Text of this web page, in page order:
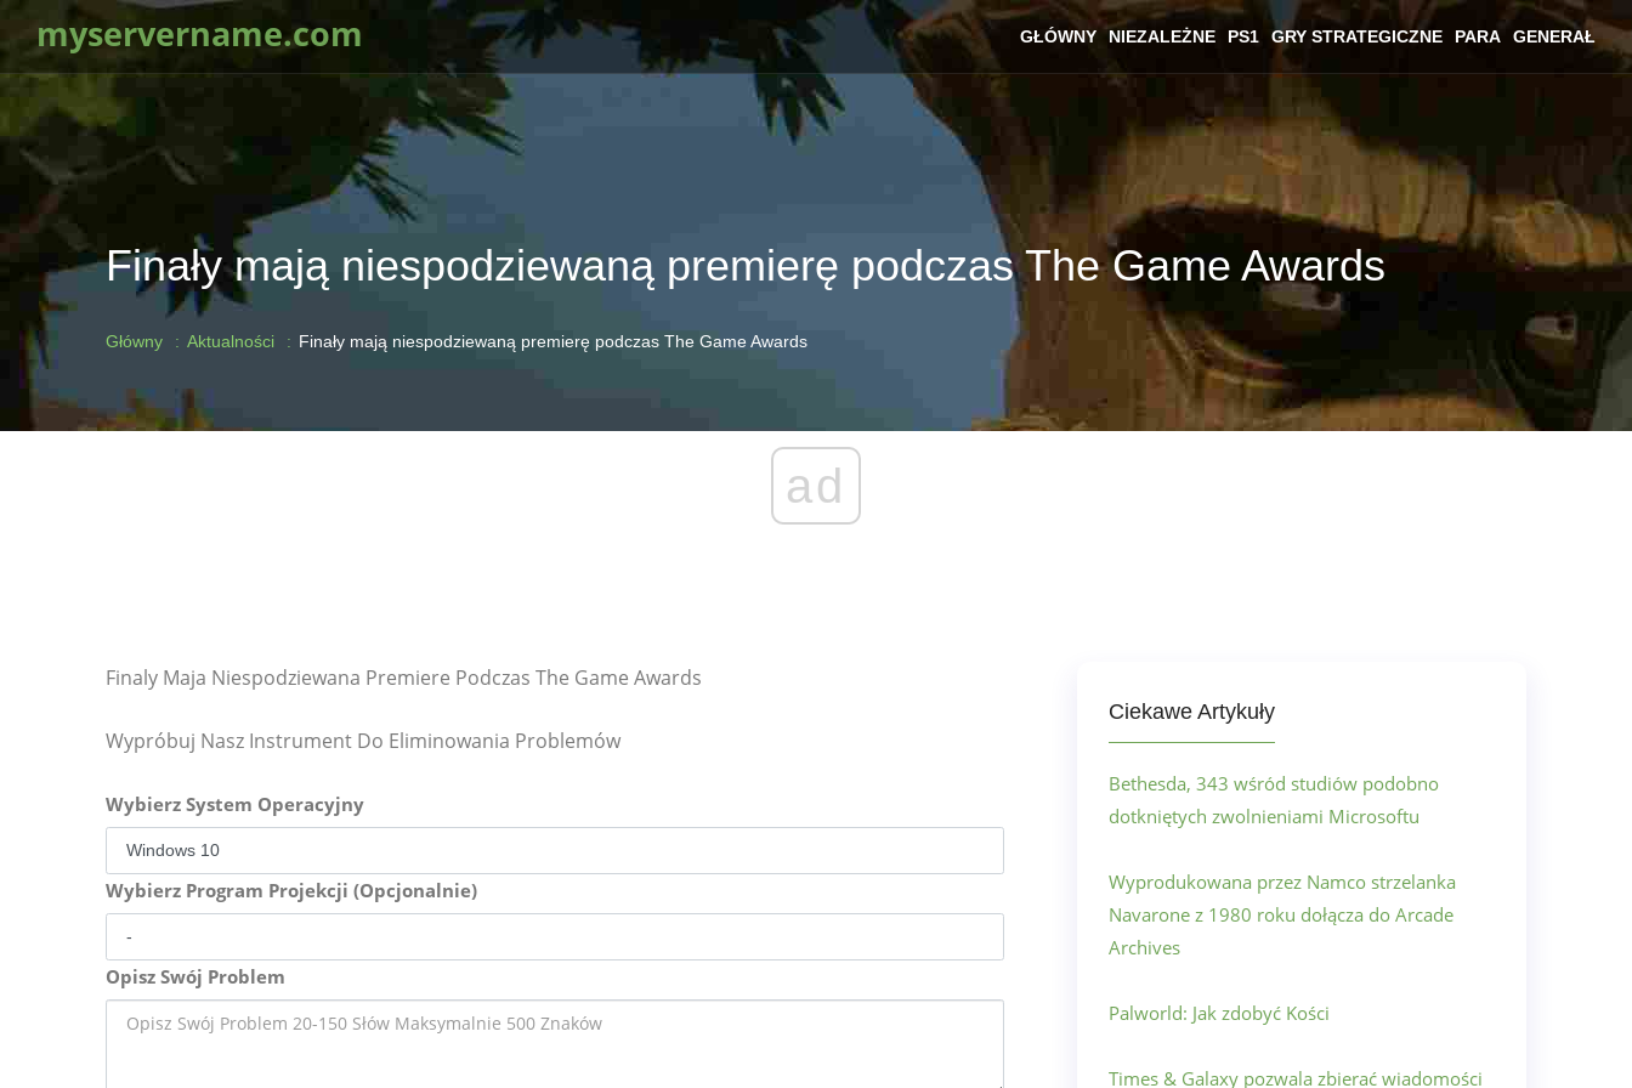
myservername.com GŁÓWNY NIEZALEŻNE PS1 GRY STRATEGICZNE PARA GENERAŁ
Finały mają niespodziewaną premierę podczas The Game Awards
Główny Aktualności Finały mają niespodziewaną premierę podczas The Game Awards
ad
Finaly Maja Niespodziewana Premiere Podczas The Game Awards
Wypróbuj Nasz Instrument Do Eliminowania Problemów
Wybierz System Operacyjny
Wybierz Program Projekcji (Opcjonalnie)
Opisz Swój Problem
Ciekawe Artykuły
Bethesda, 343 wśród studiów podobno
dotkniętych zwolnieniami Microsoftu
Wyprodukowana przez Namco strzelanka
Navarone z 1980 roku dołącza do Arcade
Archives
Palworld: Jak zdobyć Kości
Times & Galaxy pozwala zbierać wiadomości